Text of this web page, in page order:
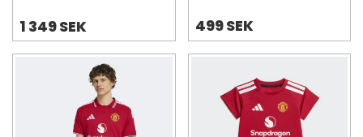
1 349 SEK 499 SEK